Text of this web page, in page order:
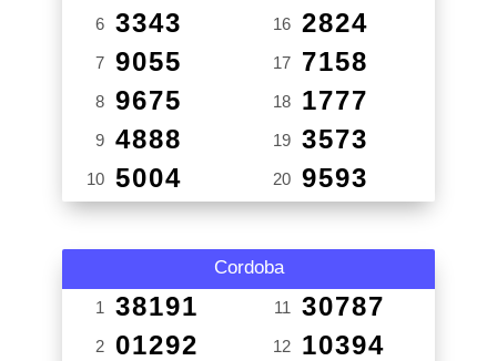
6 3343
7 9055
8 9675
9 4888
10 5004
16 2824
17 7158
18 1777
19 3573
20 9593
Cordoba
1 38191
2 01292
11 30787
12 10394